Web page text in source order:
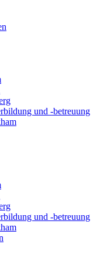
und -betreuung
und -betreuung